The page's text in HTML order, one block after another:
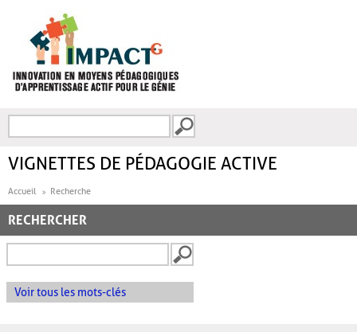
FORMULAIRE DE
VIGNETTES DE PÉDAGOGIE ACTIVE
Accueil Recherche
RECHERCHER
Voir tous les mots-clés